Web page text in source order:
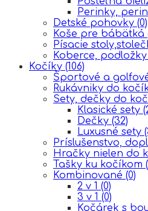
Perinky,
Detské pohovky (0)
Koše pre bábätká
Písacie
Koberce, podložky
Kočíky (106)
Športové a
Rukávniky do
Sety, dečky do
Klasické sety
Dečky (32)
Luxusné sety
Príslušenstvo,
Hračky nielen do
Tašky ku kočíkom
Kombinované (0)
2 v 1 (0)
3 v 1 (0)
Kočárek s